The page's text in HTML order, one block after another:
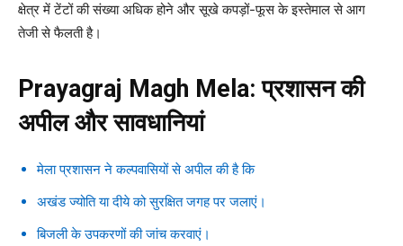
क्षेत्र में टेंटों की संख्या अधिक होने और सूखे कपड़ों-फूस के इस्तेमाल से आग
तेजी से फैलती है।
Prayagraj Magh Mela: प्रशासन की
अपील और सावधानियां
मेला प्रशासन ने कल्पवासियों से अपील की है कि
अखंड ज्योति या दीये को सुरक्षित जगह पर जलाएं।
बिजली के उपकरणों की जांच करवाएं।